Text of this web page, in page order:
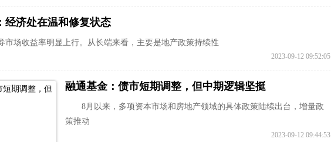
经济处在温和修复状态
市场收益率明显上行。从长端来看，主要是地产政策持续性
2023-09-12 09:52:05
融通基金：债市短期调整，但中期逻辑坚挺
8月以来，多项资本市场和房地产领域的具体政策陆续出台，增量政
策推动
2023-09-12 09:44:53